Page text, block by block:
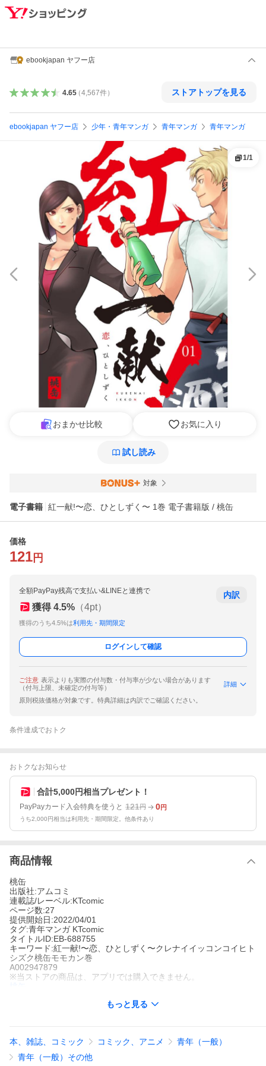
ebookjapan ヤフー店
4.65（4,567件） ストアトップを見る
ebookjapan ヤフー店 少年・青年マンガ 青年マンガ 青年マンガ
1/1
おまかせ比較 お気に入り
試し読み
対象
電子書籍 紅一献!〜恋、ひとしずく〜 1巻 電子書籍版 / 桃缶
価格
121 円
全額PayPay残高で支払い&LINEと連携で
獲得 4.5% （4pt）
獲得のうち4.5%は利用先・期間限定
内訳
ログインして確認
ご注意 表示よりも実際の付与数・付与率が少ない場合があります
（付与上限、未確定の付与等）
詳細
原則税抜価格が対象です。特典詳細は内訳でご確認ください。
条件達成でおトク
おトクなお知らせ
合計5,000円相当プレゼント！
PayPayカード入会特典を使うと 121円 0円
うち2,000円相当は利用先・期間限定。他条件あり
商品情報
桃缶
出版社:アムコミ
連載誌/レーベル:KTcomic
ページ数:27
提供開始日:2022/04/01
タグ:青年マンガ KTcomic
タイトルID:EB-688755
キーワード:紅一献!〜恋、ひとしずく〜クレナイイッコンコイヒト
シズク桃缶モモカン巻
A002947879
※当ストアの商品は、アプリでは購入できません。
めるも上手く行かない主人公・紅(べに)は、祖父のツテで今にも潰
れそうな酒蔵の再建をすることになる。初めは日本酒に興味なん
て無く、しかも酒蔵の杜氏である元同級生・コウジは経営の
もっと見る
本、雑誌、コミック コミック、アニメ
青年（一般）
青年（一般）その他